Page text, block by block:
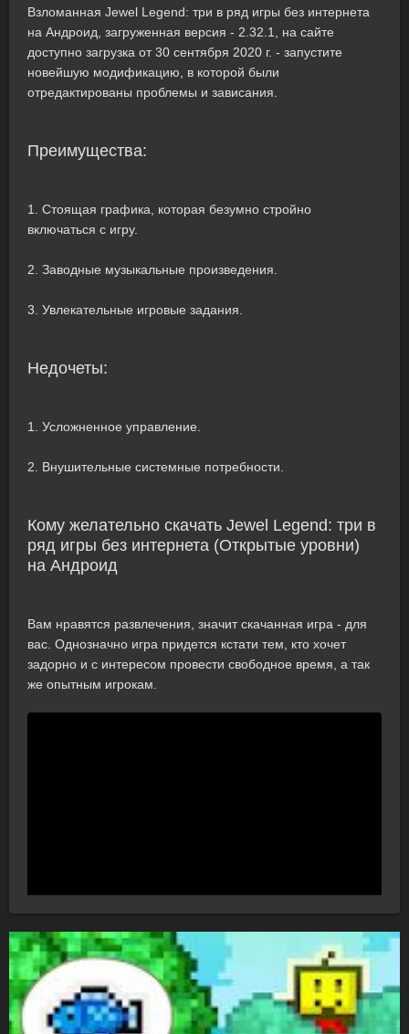
Взломанная Jewel Legend: три в ряд игры без интернета
на Андроид, загруженная версия - 2.32.1, на сайте
доступно загрузка от 30 сентября 2020 г. - запустите
новейшую модификацию, в которой были
отредактированы проблемы и зависания.
Преимущества:
1. Стоящая графика, которая безумно стройно
включаться с игру.
2. Заводные музыкальные произведения.
3. Увлекательные игровые задания.
Недочеты:
1. Усложненное управление.
2. Внушительные системные потребности.
Кому желательно скачать Jewel Legend: три в
ряд игры без интернета (Открытые уровни)
на Андроид
Вам нравятся развлечения, значит скачанная игра - для
вас. Однозначно игра придется кстати тем, кто хочет
задорно и с интересом провести свободное время, а так
же опытным игрокам.